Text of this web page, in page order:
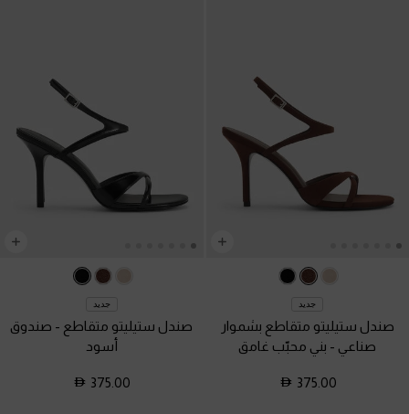
جديد
صندل ستيليتو متقاطع بشموار
صناعي - بني محبّب غامق
375.00
جديد
صندل ستيليتو متقاطع - صندوق
أسود
375.00